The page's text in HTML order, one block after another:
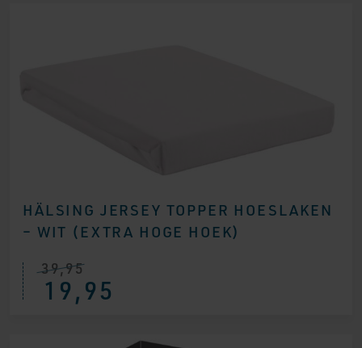
HÄLSING JERSEY TOPPER HOESLAKEN
– WIT (EXTRA HOGE HOEK)
39,95
19,95